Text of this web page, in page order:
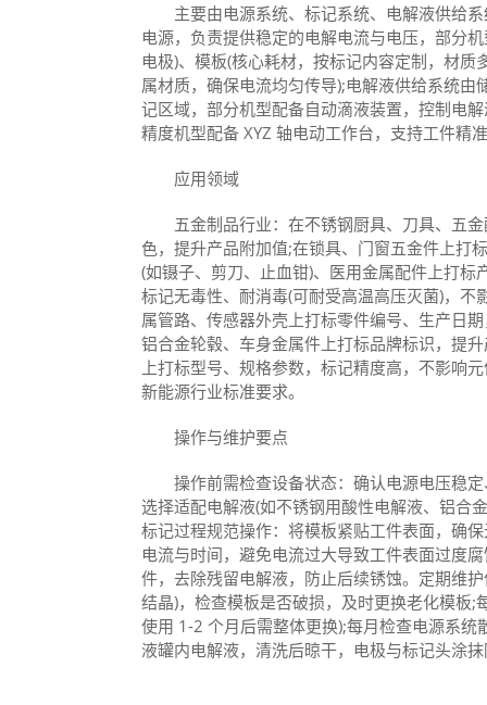
主要由电源系统、标记系统、电解液供给系
电源，负责提供稳定的电解电流与电压，部分
电极)、模板(核心耗材，按标记内容定制，材
属材质，确保电流均匀传导);电解液供给系统
记区域，部分机型配备自动滴液装置，控制电
精度机型配备 XYZ 轴电动工作台，支持工件精
应用领域
五金制品行业：在不锈钢厨具、刀具、五金
色，提升产品附加值;在锁具、门窗五金件上打
(如镊子、剪刀、止血钳)、医用金属配件上打
标记无毒性、耐消毒(可耐受高温高压灭菌)，
属管路、传感器外壳上打标零件编号、生产日
铝合金轮毂、车身金属件上打标品牌标识，提
上打标型号、规格参数，标记精度高，不影响
新能源行业标准要求。
操作与维护要点
操作前需检查设备状态：确认电源电压稳定
选择适配电解液(如不锈钢用酸性电解液、铝合
标记过程规范操作：将模板紧贴工件表面，确
电流与时间，避免电流过大导致工件表面过度
件，去除残留电解液，防止后续锈蚀。定期维
结晶)，检查模板是否破损，及时更换老化模板
使用 1-2 个月后需整体更换);每月检查电源系
液罐内电解液，清洗后晾干，电极与标记头涂